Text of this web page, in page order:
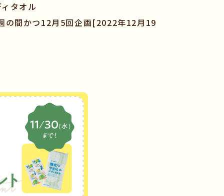
タオル
の間かつ12月5回企画[2022年12月19